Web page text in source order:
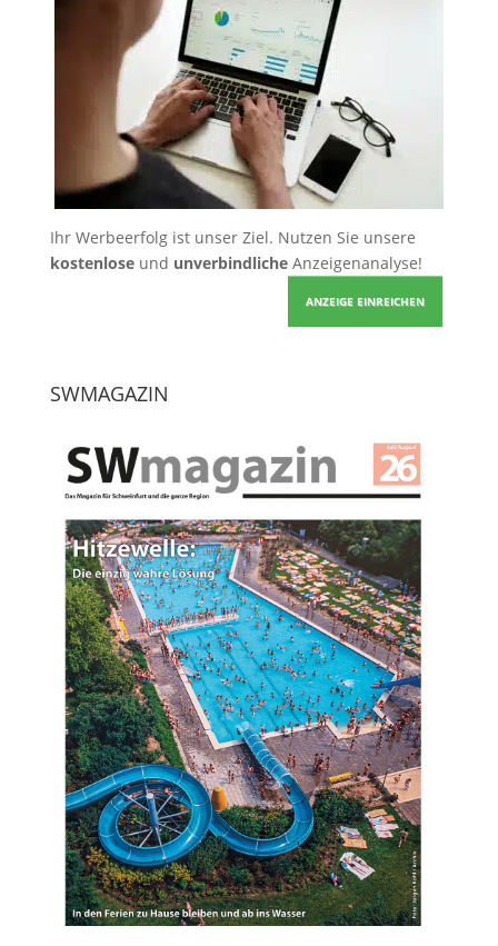
Ihr Werbeerfolg ist unser Ziel. Nutzen Sie unsere
kostenloseund unverbindlicheAnzeigenanalyse!
ANZEIGE EINREICHEN
SWMAGAZIN